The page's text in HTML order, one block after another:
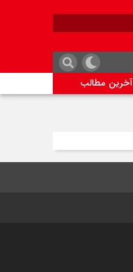
آخرین مطالب